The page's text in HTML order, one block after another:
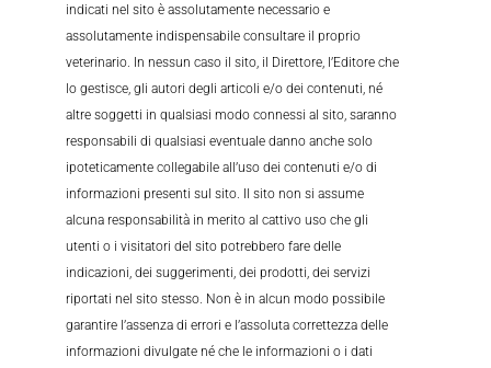
indicati nel sito è assolutamente necessario e
assolutamente indispensabile consultare il proprio
veterinario. In nessun caso il sito, il Direttore, l’Editore che
lo gestisce, gli autori degli articoli e/o dei contenuti, né
altre soggetti in qualsiasi modo connessi al sito, saranno
responsabili di qualsiasi eventuale danno anche solo
ipoteticamente collegabile all’uso dei contenuti e/o di
informazioni presenti sul sito. Il sito non si assume
alcuna responsabilità in merito al cattivo uso che gli
utenti o i visitatori del sito potrebbero fare delle
indicazioni, dei suggerimenti, dei prodotti, dei servizi
riportati nel sito stesso. Non è in alcun modo possibile
garantire l’assenza di errori e l’assoluta correttezza delle
informazioni divulgate né che le informazioni o i dati